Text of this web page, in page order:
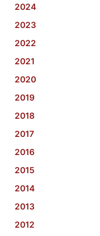
2024
2023
2022
2021
2020
2019
2018
2017
2016
2015
2014
2013
2012